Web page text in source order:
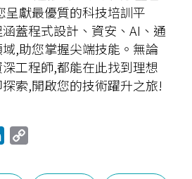
呈獻最優質的科技培訓平
蓋程式設計、資安、AI、通
,助您掌握尖端技能。無論
工程師,都能在此找到理想
索,開啟您的技術躍升之旅!
n